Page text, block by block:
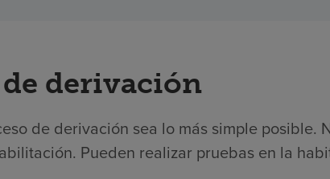
derivación
de derivación sea lo más simple
Pueden realizar pruebas en la